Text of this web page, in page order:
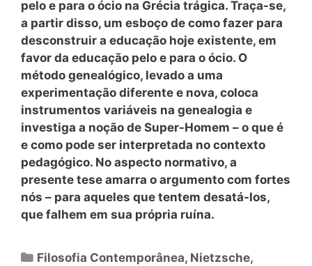
pelo e para o ócio na Grécia trágica. Traça-se,
a partir disso, um esboço de como fazer para
desconstruir a educação hoje existente, em
favor da educação pelo e para o ócio. O
método genealógico, levado a uma
experimentação diferente e nova, coloca
instrumentos variáveis na genealogia e
investiga a noção de Super-Homem – o que é
e como pode ser interpretada no contexto
pedagógico. No aspecto normativo, a
presente tese amarra o argumento com fortes
nós – para aqueles que tentem desatá-los,
que falhem em sua própria ruína.
Categorias
Filosofia Contemporânea, Nietzsche,